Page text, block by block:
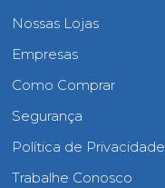
Nossas Lojas
Empresas
Como Comprar
Segurança
Política de Privacidade
Trabalhe Conosco